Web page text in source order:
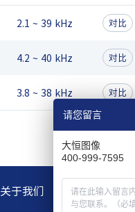
2.1 ~ 39 kHz 对比
4.2 ~ 40 kHz 对比
3.8 ~ 38 kHz 对比
关于我们
请您留言
大恒图像
400-999-7595